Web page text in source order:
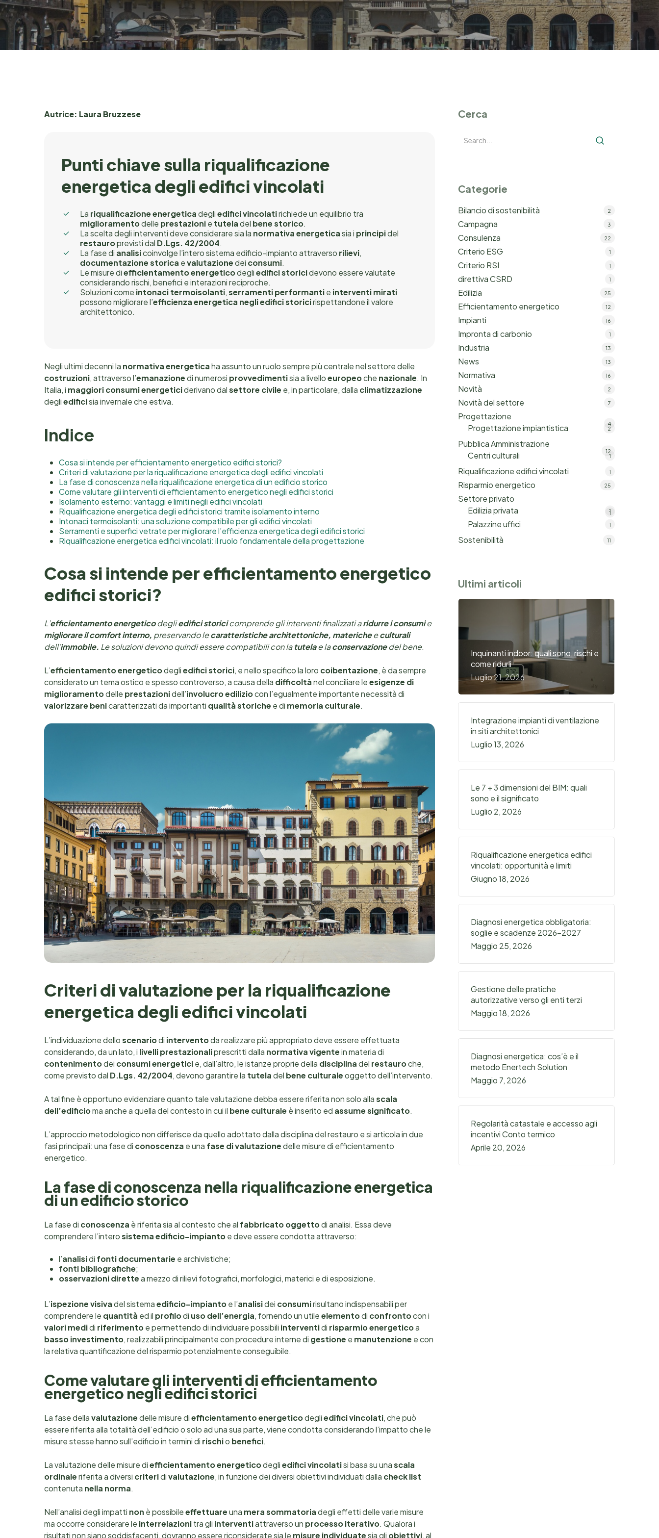
ByEnertech Solution
Autrice: Laura Bruzzese
Punti chiave sulla riqualificazione
energetica degli edifici vincolati
La riqualificazione energeticadegliedifici vincolatirichiede un equilibrio tra
miglioramentodelle prestazionie tuteladel bene storico.
La scelta degli interventi deve considerare sia la normativa energeticasia i principidel
restauroprevisti dal D.Lgs. 42/2004.
La fase di analisicoinvolge l’intero sistema edificio-impianto attraverso rilievi,
documentazione storica evalutazionedei consumi.
Le misure diefficientamento energeticodegliedifici storicidevono essere valutate
considerando rischi, benefici e interazioni reciproche.
Soluzioni come intonaci termoisolanti,serramenti performantie interventi mirati
possono migliorare l’efficienza energetica negli edifici storicirispettandone il valore
architettonico.
Negli ultimi decenni la normativa energeticaha assunto un ruolo sempre più centrale nel settore delle
costruzioni, attraverso l’emanazionedi numerosi provvedimentisia a livelloeuropeoche nazionale. In
Italia, i maggiori consumi energeticiderivano dalsettore civile e, in particolare, dalla climatizzazione
degliedificisia invernale che estiva.
Indice
Cosa si intende per efficientamento energetico edifici storici?
Criteri di valutazione per la riqualificazione energetica degli edifici vincolati
La fase di conoscenza nella riqualificazione energetica di un edificio storico
Come valutare gli interventi di efficientamento energetico negli edifici storici
Isolamento esterno: vantaggi e limiti negli edifici vincolati
Riqualificazione energetica degli edifici storici tramite isolamento interno
Intonaci termoisolanti: una soluzione compatibile per gli edifici vincolati
Serramenti e superfici vetrate per migliorare l’efficienza energetica degli edifici storici
Riqualificazione energetica edifici vincolati: il ruolo fondamentale della progettazione
Cosa si intende per efficientamento energetico
edifici storici?
L’efficientamento energeticodegliedifici storicicomprende gli interventi finalizzati aridurre i consumie
migliorare il comfort interno, preservando lecaratteristiche architettoniche, matericheeculturali
dell’immobile. Le soluzioni devono quindi essere compatibili con latutelae laconservazionedel bene.
L’efficientamento energeticodegliedifici storici, e nello specifico la loro coibentazione, è da sempre
considerato un tema ostico e spesso controverso, a causa della difficoltànel conciliare leesigenze di
miglioramentodelle prestazionidell’involucro ediliziocon l’egualmente importante necessità di
valorizzare benicaratterizzati da importanti qualità storiche e di memoria culturale.
Criteri di valutazione per la riqualificazione
energetica degli edifici vincolati
L’individuazione delloscenariodi interventoda realizzare più appropriato deve essere effettuata
considerando, da un lato, i livelli prestazionaliprescritti dalla normativa vigentein materia di
contenimentodei consumi energeticie, dall’altro, le istanze proprie della disciplinadel restauroche,
come previsto dal D.Lgs. 42/2004, devono garantire la tuteladel bene culturaleoggetto dell’intervento.
A tal fine è opportuno evidenziare quanto tale valutazione debba essere riferita non solo allascala
dell’edificioma anche a quella del contesto in cui il bene culturale è inserito ed assume significato.
L’approccio metodologico non differisce da quello adottato dalla disciplina del restauro e si articola in due
fasi principali: una fase di conoscenza e una fase di valutazionedelle misure di efficientamento
energetico.
La fase di conoscenza nella riqualificazione energetica
di un edificio storico
La fase di conoscenza è riferita sia al contesto che al fabbricato oggettodi analisi. Essa deve
comprendere l’interosistema edificio-impiantoe deve essere condotta attraverso:
l’analisidi fonti documentarie e archivistiche;
fonti bibliografiche;
osservazioni direttea mezzo di rilievi fotografici, morfologici, materici e di esposizione.
L’ispezione visivadel sistemaedificio-impiantoe l’analisidei consumirisultano indispensabili per
comprendere le quantità ed il profilodi uso dell’energia, fornendo un utileelementodi confrontocon i
valori medidi riferimentoe permettendo di individuare possibili interventidi risparmio energeticoa
basso investimento, realizzabili principalmente con procedure interne di gestione e manutenzione e con
la relativa quantificazione del risparmio potenzialmente conseguibile.
Come valutare gli interventi di efficientamento
energetico negli edifici storici
La fase dellavalutazionedelle misure diefficientamento energeticodegliedifici vincolati, che può
essere riferita alla totalità dell’edificio o solo ad una sua parte, viene condotta considerando l’impatto che le
misure stesse hanno sull’edificio in termini di rischio benefici.
La valutazione delle misure diefficientamento energeticodegliedifici vincolatisi basa su unascala
ordinaleriferita a diversi criteridivalutazione, in funzione dei diversi obiettivi individuati dalla check list
contenuta nella norma.
Nell’analisi degli impatti non è possibileeffettuareuna mera sommatoriadegli effetti delle varie misure
ma occorre considerare le interrelazionitra gli interventiattraverso un processo iterativo. Qualora i
risultati non siano soddisfacenti, dovranno essere riconsiderate sia le misure individuatesia gli obiettivi, al
Cerca
Categorie
Bilancio di sostenibilità 2
Campagna 3
Consulenza 22
Criterio ESG 1
Criterio RSI 1
direttiva CSRD 1
Edilizia 25
Efficientamento energetico 12
Impianti 16
Impronta di carbonio 1
Industria 13
News 13
Normativa 16
Novità 2
Novità del settore 7
Progettazione
4
Progettazione impiantistica 2
Pubblica Amministrazione
12
Centri culturali 1
Riqualificazione edifici vincolati 1
Risparmio energetico 25
Settore privato
1
Edilizia privata 1
Palazzine uffici 1
Sostenibilità 11
Ultimi articoli
Inquinanti indoor: quali sono, rischi e
come ridurli
Luglio 21, 2026
Integrazione impianti di ventilazione
in siti architettonici
Luglio 13, 2026
Le 7 + 3 dimensioni del BIM: quali
sono e il significato
Luglio 2, 2026
Riqualificazione energetica edifici
vincolati: opportunità e limiti
Giugno 18, 2026
Diagnosi energetica obbligatoria:
soglie e scadenze 2026-2027
Maggio 25, 2026
Gestione delle pratiche
autorizzative verso gli enti terzi
Maggio 18, 2026
Diagnosi energetica: cos’è e il
metodo Enertech Solution
Maggio 7, 2026
Regolarità catastale e accesso agli
incentivi Conto termico
Aprile 20, 2026